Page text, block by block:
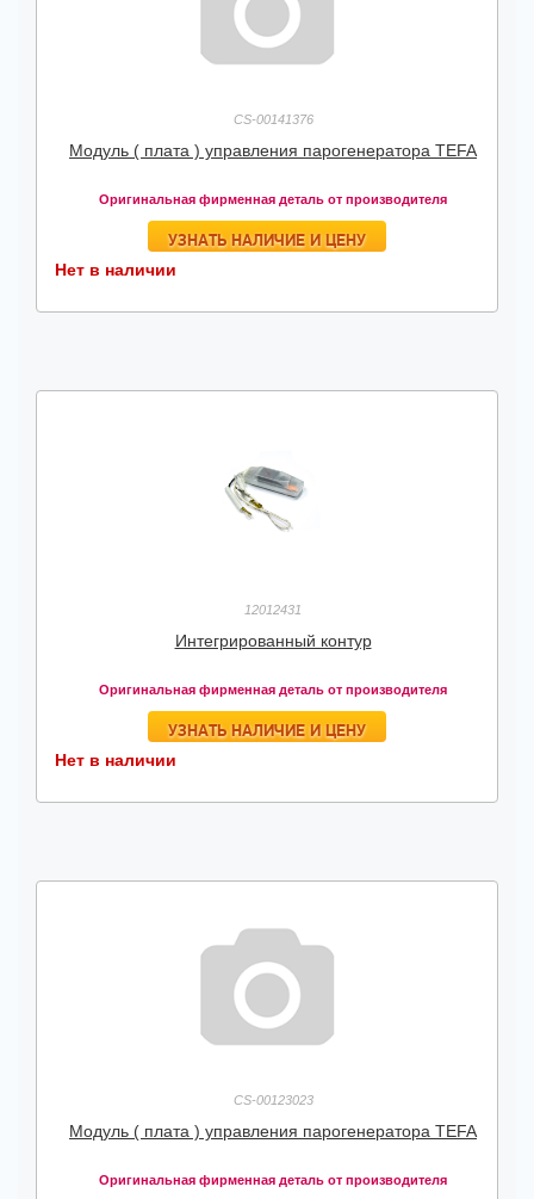
CS-00141376
Модуль ( плата ) управления парогенератора TEFA
Оригинальная фирменная деталь от производителя
УЗНАТЬ НАЛИЧИЕ И ЦЕНУ
Нет в наличии
12012431
Интегрированный контур
Оригинальная фирменная деталь от производителя
УЗНАТЬ НАЛИЧИЕ И ЦЕНУ
Нет в наличии
CS-00123023
Модуль ( плата ) управления парогенератора TEFA
Оригинальная фирменная деталь от производителя